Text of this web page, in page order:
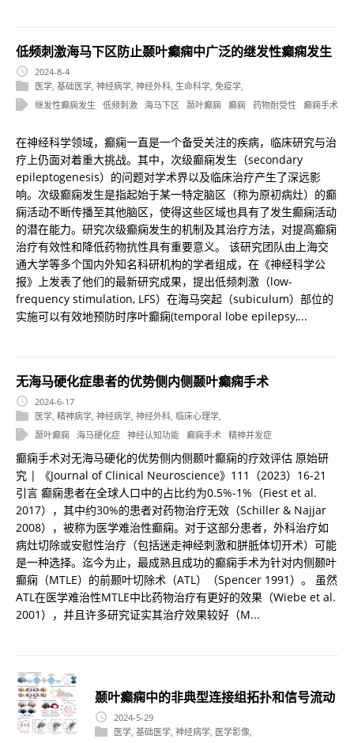
低频刺激海马下区防止颞叶癫痫中广泛的继发性癫痫发生
2024-8-4
医学 基础医学 神经病学 神经外科 生命科学 免疫学
继发性癫痫发生
低频刺激 海马下区 颞叶癫痫 癫痫 药物耐受性 癫痫手术
在神经科学领域，癫痫一直是一个备受关注的疾病，临床研究与治
疗上仍面对着重大挑战。其中，次级癫痫发生（secondary
epileptogenesis）的问题对学术界以及临床治疗产生了深远影
响。次级癫痫发生是指起始于某一特定脑区（称为原初病灶）的癫
痫活动不断传播至其他脑区，使得这些区域也具有了发生癫痫活动
的潜在能力。研究次级癫痫发生的机制及其治疗方法，对提高癫痫
治疗有效性和降低药物抗性具有重要意义。 该研究团队由上海交
通大学等多个国内外知名科研机构的学者组成，在《神经科学公
报》上发表了他们的最新研究成果，提出低频刺激（low-
frequency stimulation, LFS）在海马突起（subiculum）部位的
实施可以有效地预防时序叶癫痫(temporal lobe epilepsy,...
无海马硬化症患者的优势侧内侧颞叶癫痫手术
2024-6-17
医学 精神病学 神经病学 神经外科 临床心理学
颞叶癫痫 海马硬化症 神经认知功能 癫痫手术 精神并发症
癫痫手术对无海马硬化的优势侧内侧颞叶癫痫的疗效评估 原始研
究 | 《Journal of Clinical Neuroscience》111（2023）16-21
引言 癫痫患者在全球人口中的占比约为0.5%-1%（Fiest et al.
2017），其中约30%的患者对药物治疗无效（Schiller & Najjar
2008），被称为医学难治性癫痫。对于这部分患者，外科治疗如
病灶切除或安慰性治疗（包括迷走神经刺激和胼胝体切开术）可能
是一种选择。迄今为止，最成熟且成功的癫痫手术为针对内侧颞叶
癫痫（MTLE）的前颞叶切除术（ATL）（Spencer 1991）。 虽然
ATL在医学难治性MTLE中比药物治疗有更好的效果（Wiebe et al.
2001），并且许多研究证实其治疗效果较好（M...
颞叶癫痫中的非典型连接组拓扑和信号流动
2024-5-29
医学 基础医学 神经病学 医学影像